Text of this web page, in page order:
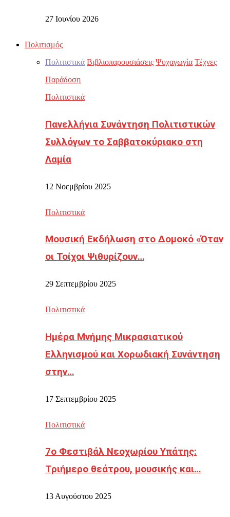
27 Ιουνίου 2026
Πολιτισμός
Πολιτιστικά Βιβλιοπαρουσιάσεις Ψυχαγωγία Τέχνες
Παράδοση
Πολιτιστικά
Πανελλήνια Συνάντηση Πολιτιστικών
Συλλόγων το Σαββατοκύριακο στη
Λαμία
12 Νοεμβρίου 2025
Πολιτιστικά
Μουσική Εκδήλωση στο Δομοκό «Όταν
οι Τοίχοι Ψιθυρίζουν…
29 Σεπτεμβρίου 2025
Πολιτιστικά
Ημέρα Μνήμης Μικρασιατικού
Ελληνισμού και Χορωδιακή Συνάντηση
στην…
17 Σεπτεμβρίου 2025
Πολιτιστικά
7ο Φεστιβάλ Νεοχωρίου Υπάτης:
Τριήμερο θεάτρου, μουσικής και…
13 Αυγούστου 2025